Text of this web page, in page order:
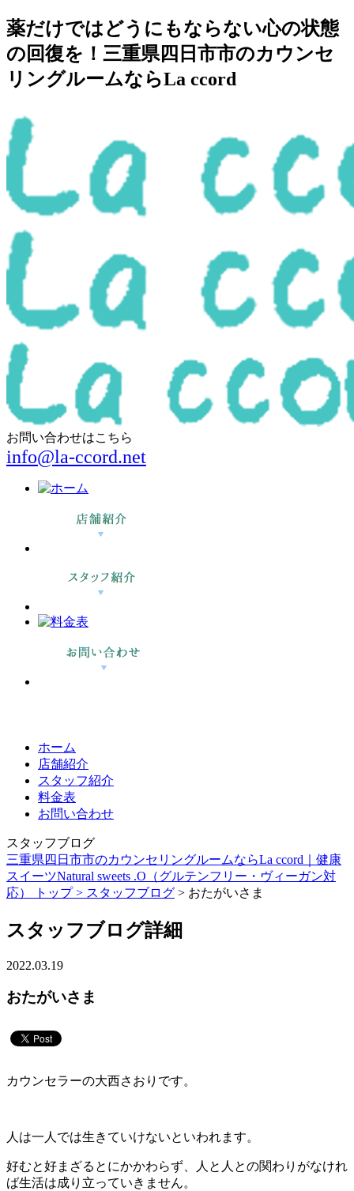
薬だけではどうにもならない心の状態
の回復を！三重県四日市市のカウンセ
リングルームならLa ccord
お問い合わせはこちら
info@la-ccord.net
ホーム
店舗紹介
スタッフ紹介
料金表
お問い合わせ
スタッフブログ
三重県四日市市のカウンセリングルームならLa ccord｜健康
スイーツNatural sweets .O（グルテンフリー・ヴィーガン対
応） トップ > スタッフブログ > おたがいさま
スタッフブログ詳細
2022.03.19
おたがいさま
カウンセラーの大西さおりです。
人は一人では生きていけないといわれます。
好むと好まざるとにかかわらず、人と人との関わりがなけれ
ば生活は成り立っていきません。